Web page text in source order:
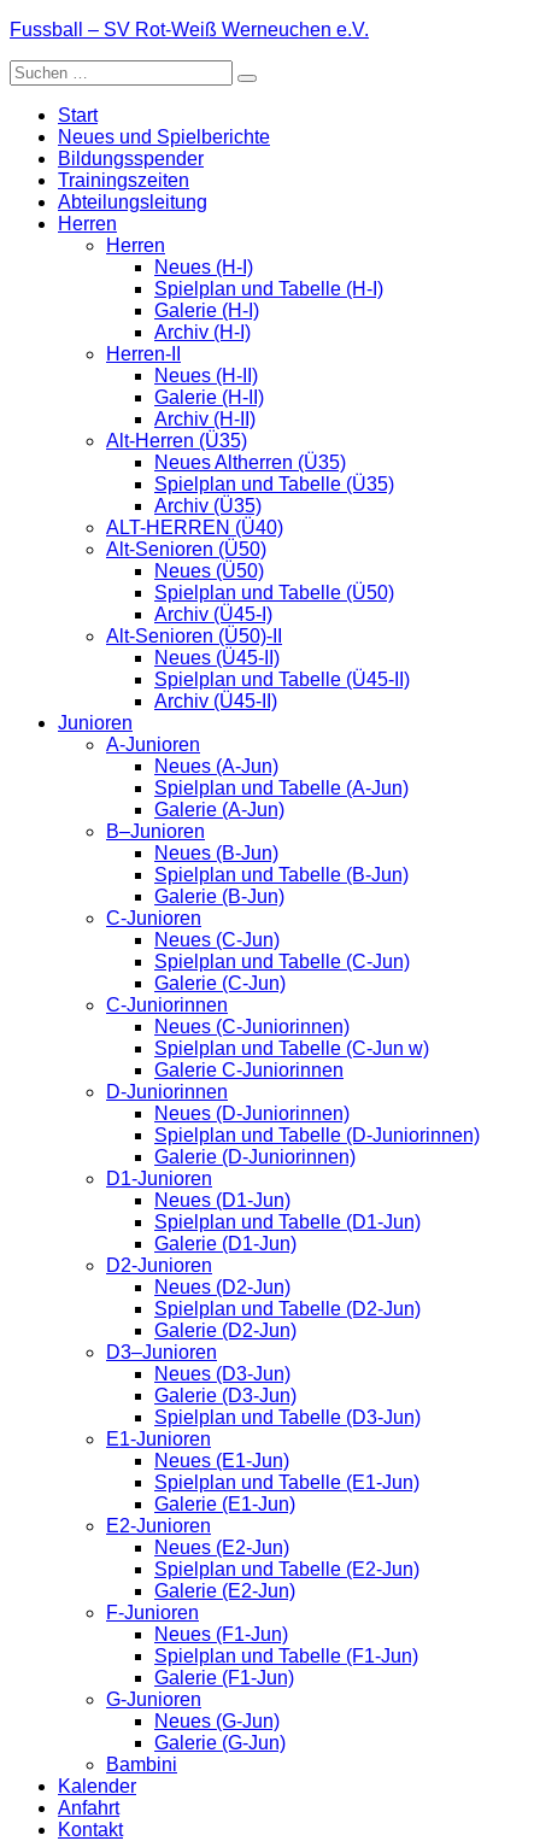
Zum
springen
Fussball – SV Rot-Weiß Werneuchen e.V.
Suche
nach:
Start
Neues und Spielberichte
Bildungsspender
Trainingszeiten
Abteilungsleitung
Herren
Herren
Neues (H-I)
Spielplan und Tabelle (H-I)
Galerie (H-I)
Archiv (H-I)
Herren-II
Neues (H-II)
Galerie (H-II)
Archiv (H-II)
Alt-Herren (Ü35)
Neues Altherren (Ü35)
Spielplan und Tabelle (Ü35)
Archiv (Ü35)
ALT-HERREN (Ü40)
Alt-Senioren (Ü50)
Neues (Ü50)
Spielplan und Tabelle (Ü50)
Archiv (Ü45-I)
Alt-Senioren (Ü50)-II
Neues (Ü45-II)
Spielplan und Tabelle (Ü45-II)
Archiv (Ü45-II)
Junioren
A-Junioren
Neues (A-Jun)
Spielplan und Tabelle (A-Jun)
Galerie (A-Jun)
B–Junioren
Neues (B-Jun)
Spielplan und Tabelle (B-Jun)
Galerie (B-Jun)
C-Junioren
Neues (C-Jun)
Spielplan und Tabelle (C-Jun)
Galerie (C-Jun)
C-Juniorinnen
Neues (C-Juniorinnen)
Spielplan und Tabelle (C-Jun w)
Galerie C-Juniorinnen
D-Juniorinnen
Neues (D-Juniorinnen)
Spielplan und Tabelle (D-Juniorinnen)
Galerie (D-Juniorinnen)
D1-Junioren
Neues (D1-Jun)
Spielplan und Tabelle (D1-Jun)
Galerie (D1-Jun)
D2-Junioren
Neues (D2-Jun)
Spielplan und Tabelle (D2-Jun)
Galerie (D2-Jun)
D3–Junioren
Neues (D3-Jun)
Galerie (D3-Jun)
Spielplan und Tabelle (D3-Jun)
E1-Junioren
Neues (E1-Jun)
Spielplan und Tabelle (E1-Jun)
Galerie (E1-Jun)
E2-Junioren
Neues (E2-Jun)
Spielplan und Tabelle (E2-Jun)
Galerie (E2-Jun)
F-Junioren
Neues (F1-Jun)
Spielplan und Tabelle (F1-Jun)
Galerie (F1-Jun)
G-Junioren
Neues (G-Jun)
Galerie (G-Jun)
Bambini
Kalender
Anfahrt
Kontakt